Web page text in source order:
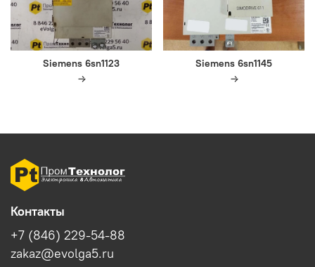
Siemens 6sn1123 Siemens 6sn1145
Контакты
+7 (846) 229-54-88
zakaz@evolga5.ru